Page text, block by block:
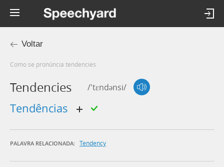
Voltar
Como se pronúncia tendencies
Tendencies /'tɛndənsi/
tendências
PALAVRA RELACIONADA: Tendency